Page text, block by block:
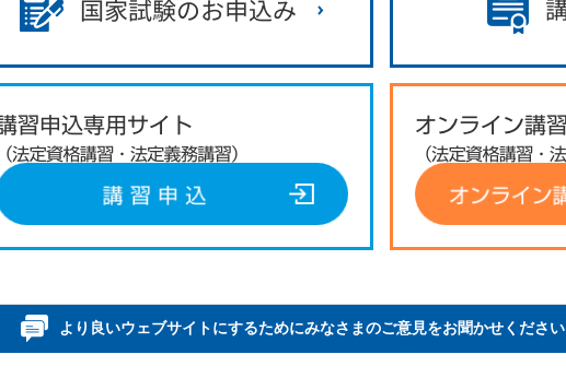
より良いウェブサイトにするためにみなさまのご意見をお聞かせください